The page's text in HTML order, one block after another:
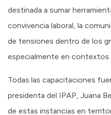
destinada a sumar
convivencia laboral, la
de tensiones dentro de los
especialmente en contextos
Todas las capacitaciones
presidenta del IPAP, Juana
de estas instancias en